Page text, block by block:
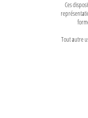
Ces
Tout autre